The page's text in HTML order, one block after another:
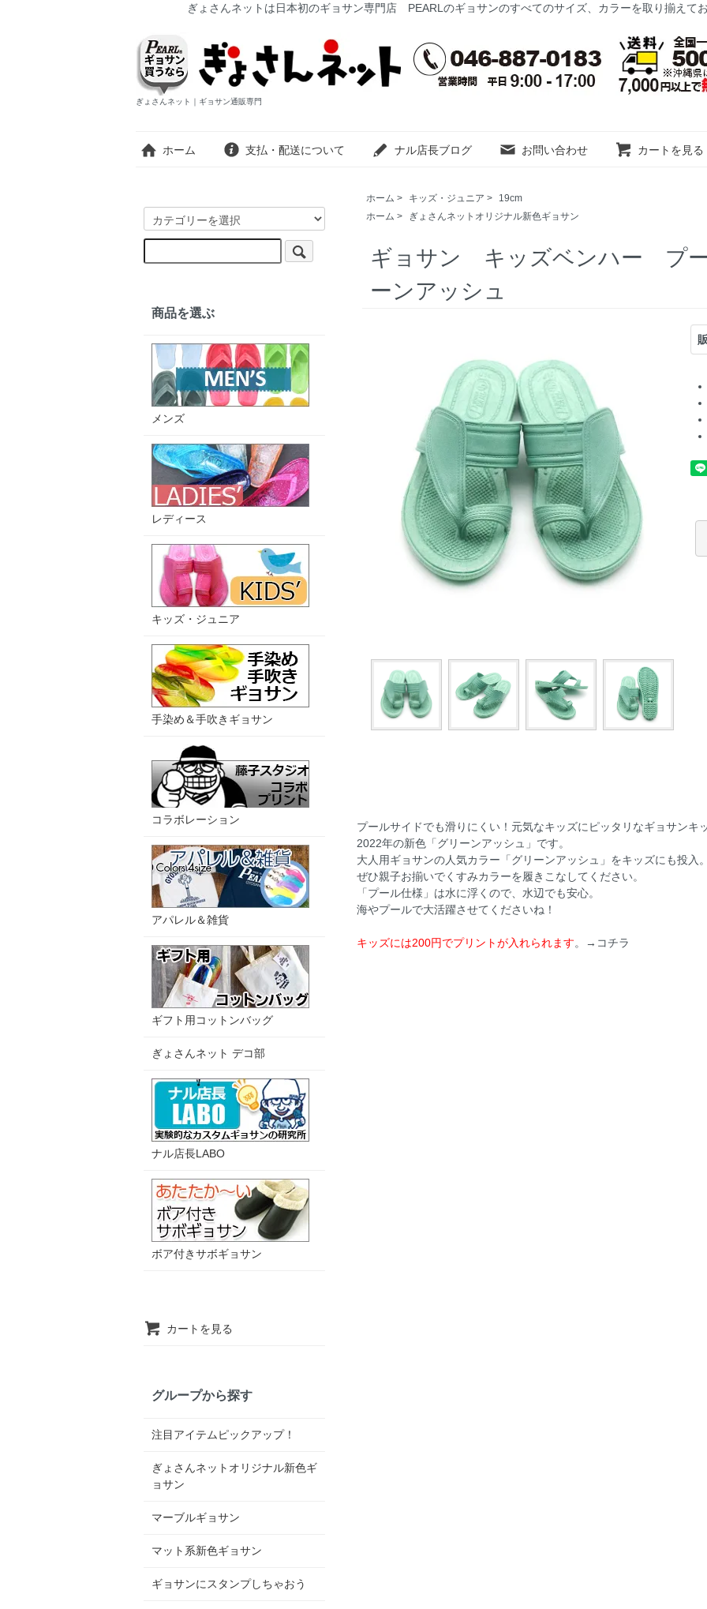
ぎょさんネットは日本初のギョサン専門店 PEARLのギョサンのすべてのサイズ、カラーを取り揃えて
ぎょさんネット｜ギョサン通販専門
ホーム 支払・配送について ナル店長ブログ お問い合わせ カートを見る
ホーム > キッズ・ジュニア >
19cm
ホーム > ぎょさんネットオリジナル新色ギョサン
ギョサン キッズベンハー プ
ーンアッシュ
プールサイドでも滑りにくい！元気なキッズにピッタリなギョサン
2022年の新色「グリーンアッシュ」です。
大人用ギョサンの人気カラー「グリーンアッシュ」をキッズにも投入。
ぜひ親子お揃いでくすみカラーを履きこなしてください。
「プール仕様」は水に浮くので、水辺でも安心。
海やプールで大活躍させてくださいね！
キッズには200円でプリントが入れられます。→ コチラ
商品を選ぶ
メンズ
レディース
キッズ・ジュニア
手染め＆手吹きギョサン
コラボレーション
アパレル＆雑貨
ギフト用コットンバッグ
ぎょさんネット デコ部
ナル店長LABO
ボア付きサボギョサン
カートを見る
グループから探す
注目アイテムピックアップ！
ぎょさんネットオリジナル新色ギ
ョサン
マーブルギョサン
マット系新色ギョサン
ギョサンにスタンプしちゃおう